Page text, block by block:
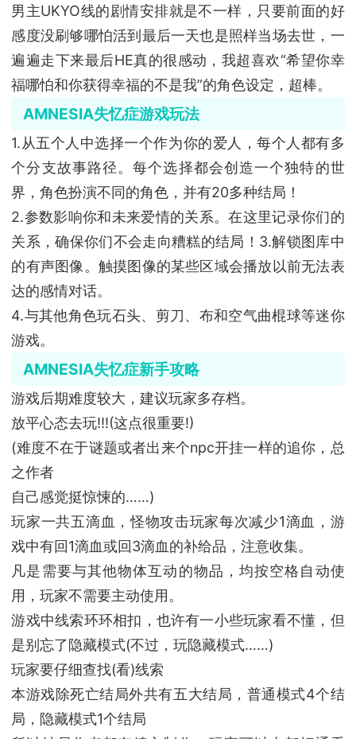
男主UKYO线的剧情安排就是不一样，只要前面的好
感度没刷够哪怕活到最后一天也是照样当场去世，一
遍遍走下来最后HE真的很感动，我超喜欢“希望你幸
福哪怕和你获得幸福的不是我”的角色设定，超棒。
AMNESIA失忆症游戏玩法
1.从五个人中选择一个作为你的爱人，每个人都有多
个分支故事路径。每个选择都会创造一个独特的世
界，角色扮演不同的角色，并有20多种结局！
2.参数影响你和未来爱情的关系。在这里记录你们的
关系，确保你们不会走向糟糕的结局！3.解锁图库中
的有声图像。触摸图像的某些区域会播放以前无法表
达的感情对话。
4.与其他角色玩石头、剪刀、布和空气曲棍球等迷你
游戏。
AMNESIA失忆症新手攻略
游戏后期难度较大，建议玩家多存档。
放平心态去玩!!!(这点很重要!)
(难度不在于谜题或者出来个npc开挂一样的追你，总
之作者
自己感觉挺惊悚的……)
玩家一共五滴血，怪物攻击玩家每次减少1滴血，游
戏中有回1滴血或回3滴血的补给品，注意收集。
凡是需要与其他物体互动的物品，均按空格自动使
用，玩家不需要主动使用。
游戏中线索环环相扣，也许有一小些玩家看不懂，但
是别忘了隐藏模式(不过，玩隐藏模式……)
玩家要仔细查找(看)线索
本游戏除死亡结局外共有五大结局，普通模式4个结
局，隐藏模式1个结局